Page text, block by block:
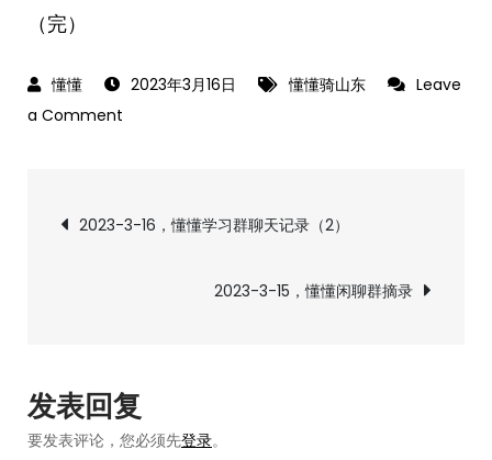
（完）
2023年3月16日 懂懂骑山东
Leave
a Comment
山
市
莱
阳
文
航
2023-3-16，懂懂学习群聊天记录（2）
2023-3-15，懂懂闲聊群摘录
发表回复
要发表评论，您必须先登录。